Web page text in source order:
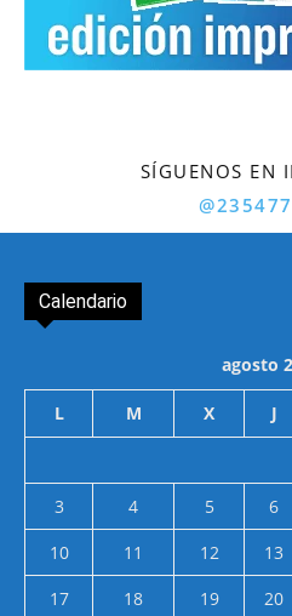
SÍGUENOS EN
Calendario
agosto
L M X J
3
4 5 6
10
11 12 13
17
18 19 20